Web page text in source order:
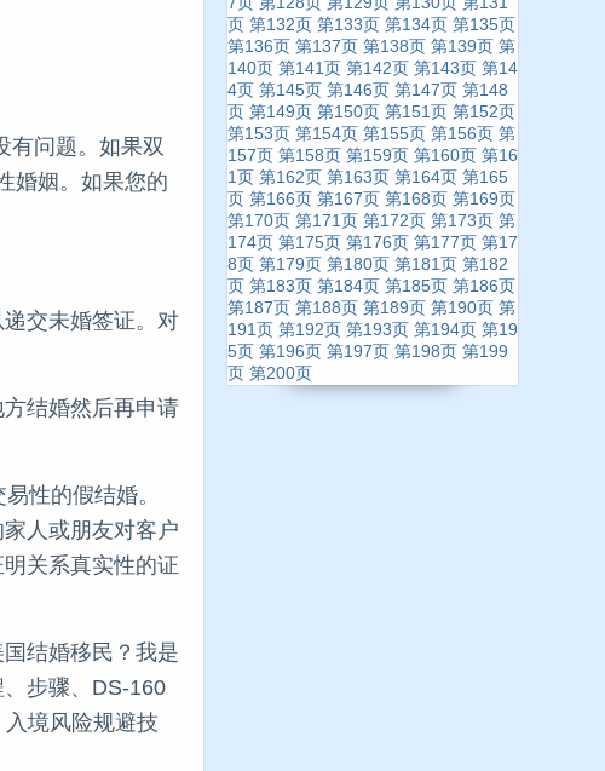
有问题。如果双
婚姻。如果您的
交未婚签证。对
结婚然后再申请
性的假结婚。
人或朋友对客户
关系真实性的证
结婚移民？我是
步骤、DS-160
境风险规避技
页 第132页 第133页 第134页 第135页
第136页 第137页 第138页 第139页 第
140页 第141页 第142页 第143页 第14
4页 第145页 第146页 第147页 第148
页 第149页 第150页 第151页 第152页
第153页 第154页 第155页 第156页 第
157页 第158页 第159页 第160页 第16
1页 第162页 第163页 第164页 第165
页 第166页 第167页 第168页 第169页
第170页 第171页 第172页 第173页 第
174页 第175页 第176页 第177页 第17
8页 第179页 第180页 第181页 第182
页 第183页 第184页 第185页 第186页
第187页 第188页 第189页 第190页 第
191页 第192页 第193页 第194页 第19
5页 第196页 第197页 第198页 第199
页 第200页